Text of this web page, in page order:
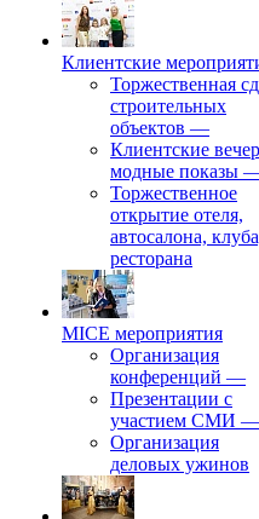
Клиентские
Торжественная
строительных
объектов —
Клиентские
модные показы
Торжественное
открытие отеля,
автосалона,
ресторана
MICE мероприятия
Организация
конференций —
Презентации с
участием СМИ —
Организация
деловых ужинов